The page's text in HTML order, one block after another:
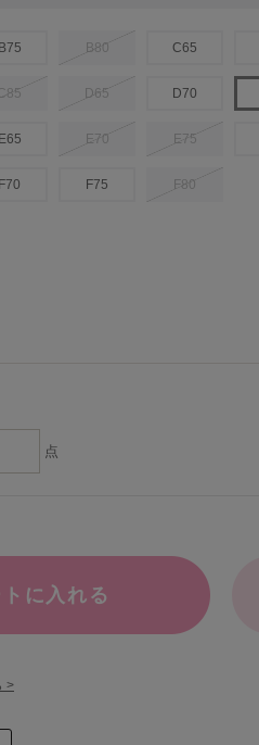
B75 B80 C65
D65 D70
E65 E70 E75
F70 F75 F80
点
に入れる
>